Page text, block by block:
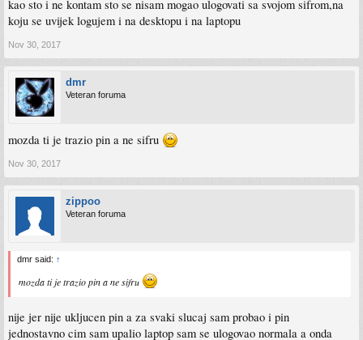
kao sto i ne kontam sto se nisam mogao ulogovati sa svojom sifrom,na
koju se uvijek logujem i na desktopu i na laptopu
Nov 30, 2017
dmr
Veteran foruma
mozda ti je trazio pin a ne sifru
Nov 30, 2017
zippoo
Veteran foruma
dmr said: ↑
mozda ti je trazio pin a ne sifru
nije jer nije ukljucen pin a za svaki slucaj sam probao i pin
jednostavno cim sam upalio laptop sam se ulogovao normala a onda